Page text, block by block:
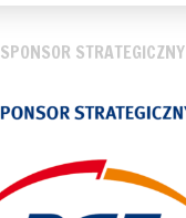
SPONSOR STRATEGICZNY